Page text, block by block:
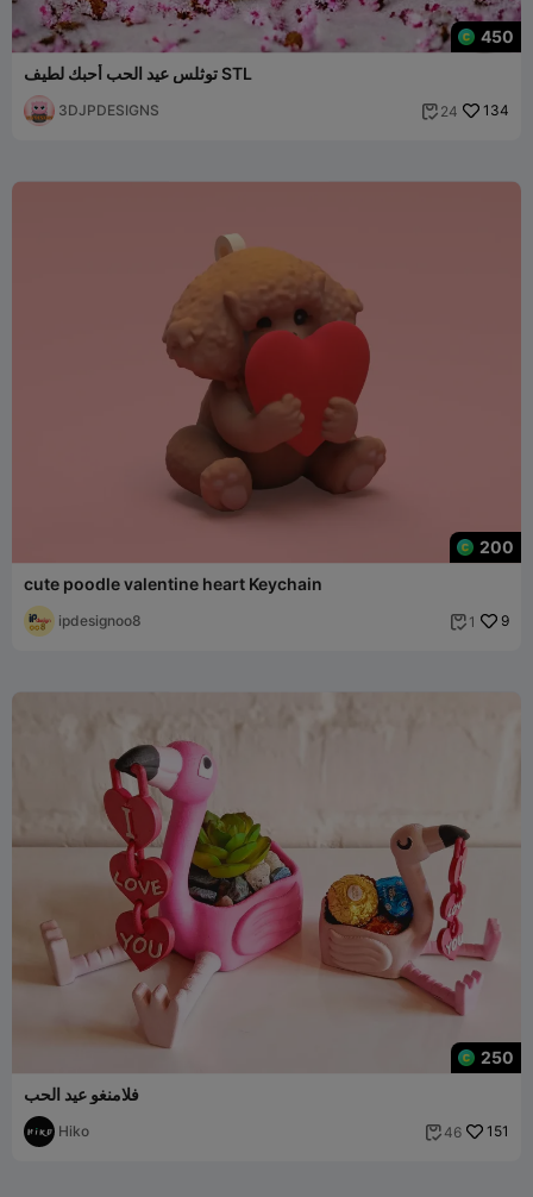
450
توثلس عيد الحب أحبك لطيف STL
3DJPDESIGNS  24 134
200
cute poodle valentine heart Keychain
ipdesignoo8  1 9
250
فلامنغو عيد الحب
Hiko  46 151